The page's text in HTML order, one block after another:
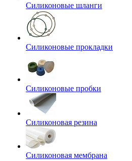
Силиконовые шланги
Силиконовые прокладки
Силиконовые пробки
Силиконовая резина
Силиконовая мембрана